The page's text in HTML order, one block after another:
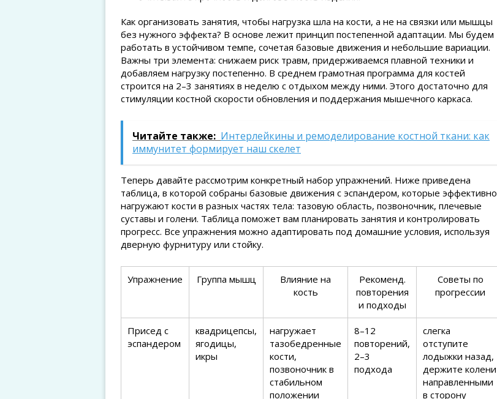
Как организовать занятия, чтобы нагрузка шла на кости, а не на связки или мышцы
без нужного эффекта? В основе лежит принцип постепенной адаптации. Мы будем
работать в устойчивом темпе, сочетая базовые движения и небольшие вариации.
Важны три элемента: снижаем риск травм, придерживаемся плавной техники и
добавляем нагрузку постепенно. В среднем грамотная программа для костей
строится на 2–3 занятиях в неделю с отдыхом между ними. Этого достаточно для
стимуляции костной скорости обновления и поддержания мышечного каркаса.
Читайте также: Интерлейкины и ремоделирование костной ткани: как
иммунитет формирует наш скелет
Теперь давайте рассмотрим конкретный набор упражнений. Ниже приведена
таблица, в которой собраны базовые движения с эспандером, которые эффективно
нагружают кости в разных частях тела: тазовую область, позвоночник, плечевые
суставы и голени. Таблица поможет вам планировать занятия и контролировать
прогресс. Все упражнения можно адаптировать под домашние условия, используя
дверную фурнитуру или стойку.
Упражнение Группа мышц
Влияние на
кость
Рекоменд.
повторения
и подходы
Советы по
прогрессии
Присед с
эспандером
квадрицепсы,
ягодицы,
икры
нагружает
тазобедренные
кости,
позвоночник в
стабильном
положении
8–12
повторений,
2–3
подхода
слегка
отступите
лодыжки назад,
держите колени
направленными
в сторону